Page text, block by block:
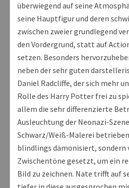
überwiegend auf seine
seine Hauptfigur und deren
zwischen zweier grundlegend
den Vordergrund, statt auf
setzen. Besonders
neben der sehr guten
Daniel Radcliffe, der sich mehr
Rolle des Harry Potter frei zu
allem die sehr differenzierte
Ausleuchtung der Neonazi-
Schwarz/Weiß-Malerei
blindlings dämonisiert, sondern
Zwischentöne gesetzt, um ein
Bild zu zeichnen. Nate trifft auf